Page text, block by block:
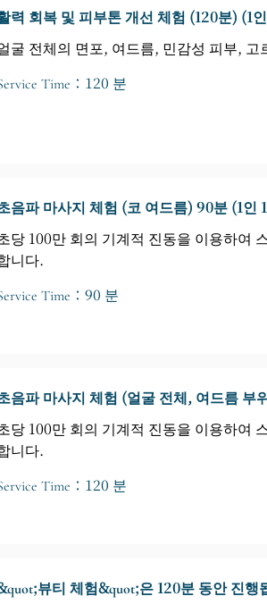
력 회복 및 피부톤 개선 체험 (120분) (1
굴 전체의 면포, 여드름, 민감성 피부,
Time：120 분
음파 마사지 체험 (코 여드름) 90분 (1인
당 100만 회의 기계적 진동을 이용하여
니다.
Time：90 분
음파 마사지 체험 (얼굴 전체, 여드름 부
당 100만 회의 기계적 진동을 이용하여
니다.
Time：120 분
뷰티 체험&quot;은 120분 동안 진행